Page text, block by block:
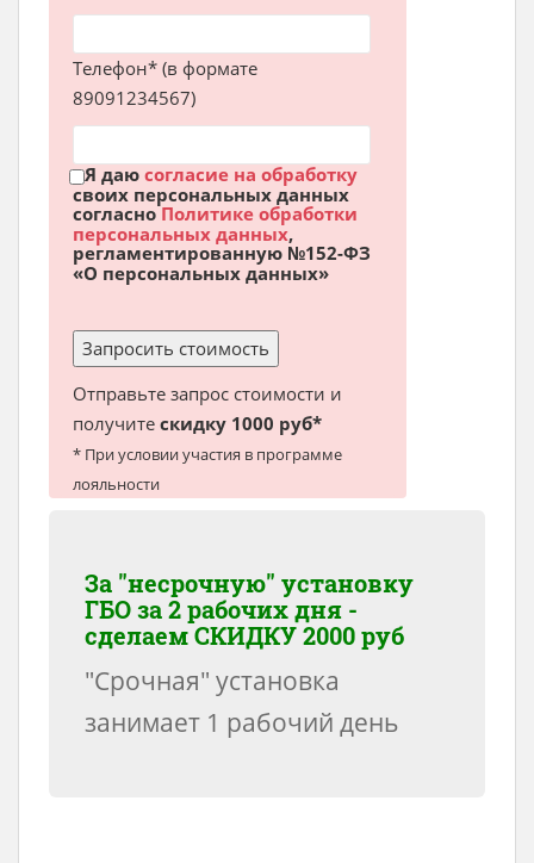
Телефон* (в формате
89091234567)
Я даю согласие на обработку
своих персональных данных
согласноПолитике обработки
персональных данных,
регламентированную №152-ФЗ
«О персональных данных»
Отправьте запрос стоимости и
получите скидку 1000 руб*
* При условии участия в программе
лояльности
За "несрочную" установку
ГБО за 2 рабочих дня -
сделаемСКИДКУ 2000 руб
"Срочная" установка
занимает 1 рабочий день